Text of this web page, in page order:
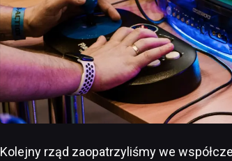
Kolejny rząd zaopatrzyliśmy we